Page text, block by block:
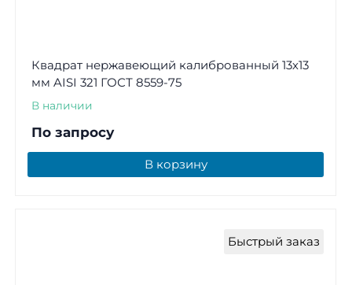
Квадрат нержавеющий калиброванный 13х13
мм AISI 321 ГОСТ 8559-75
В наличии
По запросу
В корзину
Быстрый заказ